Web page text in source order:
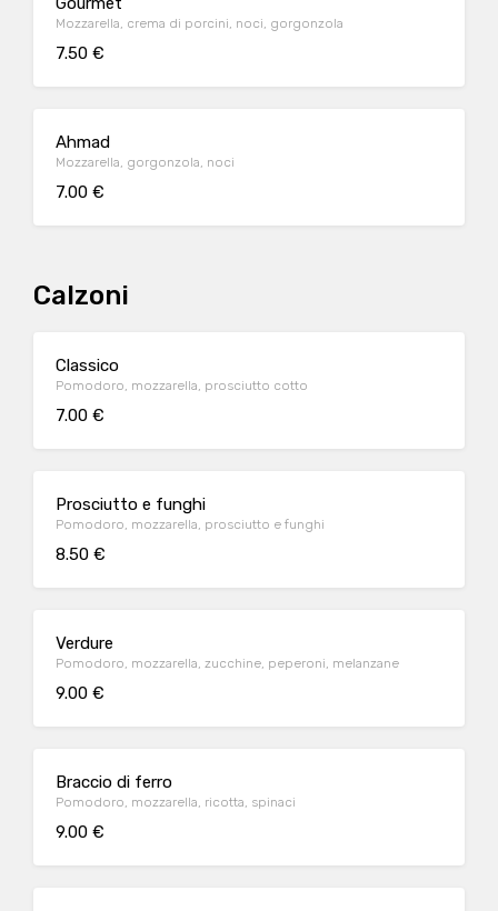
Mozzarella, crema di porcini, noci, gorgonzola
7.50 €
Ahmad
Mozzarella, gorgonzola, noci
7.00 €
Calzoni
Classico
Pomodoro, mozzarella, prosciutto cotto
7.00 €
Prosciutto e funghi
Pomodoro, mozzarella, prosciutto e funghi
8.50 €
Verdure
Pomodoro, mozzarella, zucchine, peperoni, melanzane
9.00 €
Braccio di ferro
Pomodoro, mozzarella, ricotta, spinaci
9.00 €